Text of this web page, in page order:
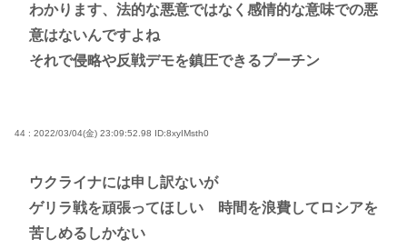
わかります、法的な悪意ではなく感情的な意味での悪
意はないんですよね
それで侵略や反戦デモを鎮圧できるプーチン
44 : 2022/03/04(金) 23:09:52.98 ID:8xyIMsth0
ウクライナには申し訳ないが
ゲリラ戦を頑張ってほしい 時間を浪費してロシアを
苦しめるしかない